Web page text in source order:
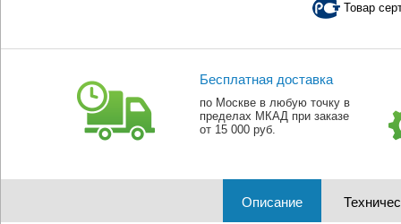
Товар
Бесплатная доставка
по Москве в любую точку в
пределах МКАД при заказе
от 15 000 руб.
Описание